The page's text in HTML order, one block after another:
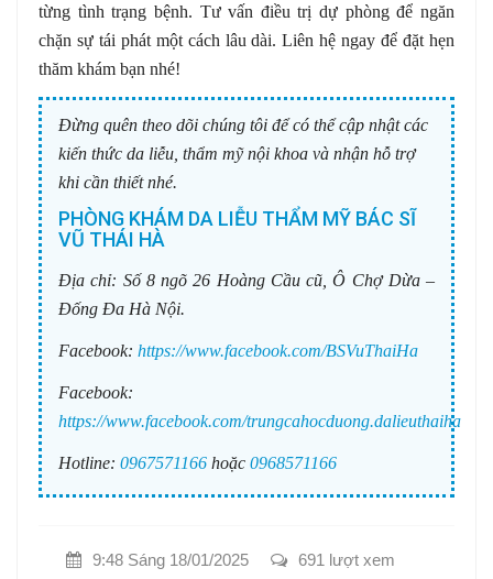
từng tình trạng bệnh. Tư vấn điều trị dự phòng để ngăn
chặn sự tái phát một cách lâu dài. Liên hệ ngay để đặt hẹn
thăm khám bạn nhé!
Đừng quên theo dõi chúng tôi để có thể cập nhật các
kiến thức da liễu, thẩm mỹ nội khoa và nhận hỗ trợ
khi cần thiết nhé.
PHÒNG KHÁM DA LIỄU THẨM MỸ BÁC SĨ
VŨ THÁI HÀ
Địa chỉ: Số 8 ngõ 26 Hoàng Cầu cũ, Ô Chợ Dừa –
Đống Đa Hà Nội.
Facebook: https://www.facebook.com/BSVuThaiHa
Facebook:
https://www.facebook.com/trungcahocduong.dalieuthaiha
Hotline: 0967571166 hoặc 0968571166
9:48 Sáng 18/01/2025
691 lượt xem